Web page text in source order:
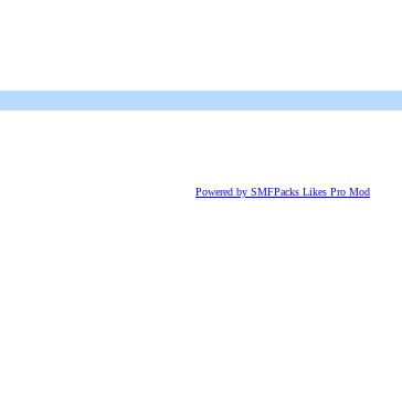
Powered by SMFPacks Likes Pro Mod